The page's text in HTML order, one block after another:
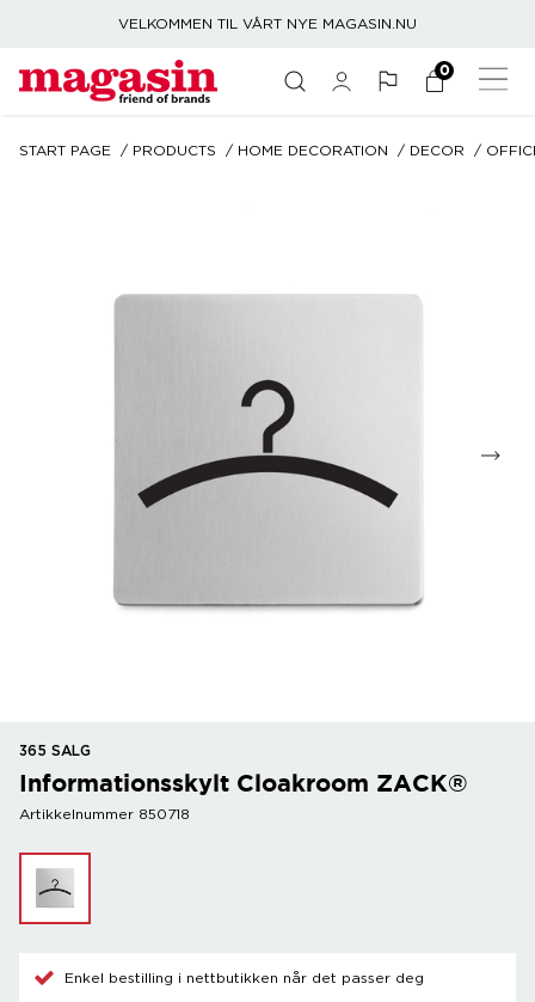
VELKOMMEN TIL VÅRT NYE MAGASIN.NU
0
START PAGE PRODUCTS HOME DECORATION DECOR
365 SALG
Informationsskylt Cloakroom ZACK®
Artikkelnummer 850718
Enkel bestilling i nettbutikken når det passer deg